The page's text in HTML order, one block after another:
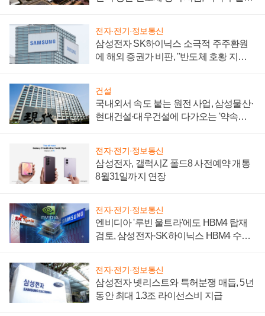
전자·전기·정보통신
삼성전자 SK하이닉스 소극적 주주환원
에 해외 증권가 비판, "반도체 호황 지속
건설
국내외서 속도 붙는 원전 사업, 삼성물산·
현대건설·대우건설에 다가오는 '약속의
전자·전기·정보통신
삼성전자, 갤럭시Z 폴드8 사전예약 개통
8월31일까지 연장
전자·전기·정보통신
엔비디아 '루빈 울트라'에도 HBM4 탑재
검토, 삼성전자·SK하이닉스 HBM4 수율
전자·전기·정보통신
삼성전자 넷리스트와 특허분쟁 매듭, 5년
동안 최대 1.3조 라이선스비 지급